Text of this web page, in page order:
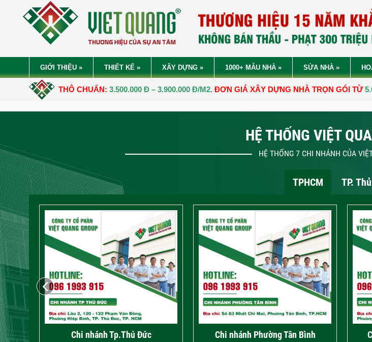
GIỚI THIỆU » THIẾT KẾ » XÂY DỰNG » 1000+ MẪU NHÀ » SỬA NHÀ »
THÔ CHUẨN:3.500.000 Đ – 3.900.000 Đ/M2. ĐƠN GIÁ XÂY DỰNG NHÀ TRỌN GÓI TỪ 5.050.000 Đ –
HỆ THỐNG VIỆT
HỆ THỐNG 7 CHI NHÁNH CỦA
TPHCM TP.
Chi nhánh Phường Tân Bình Chi nhánh Phường Tân Hưng